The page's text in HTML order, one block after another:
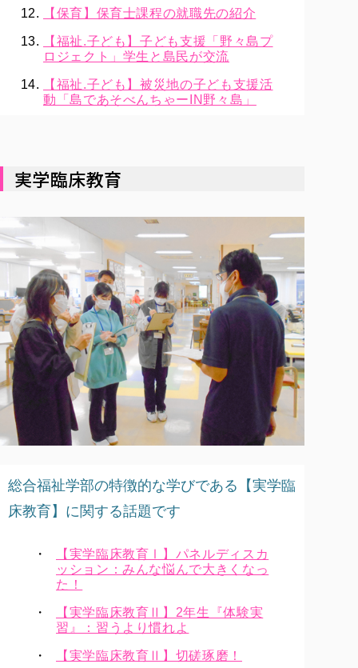
【保育】保育士課程の就職先の紹介
【福祉.子ども】子ども支援「野々島プ
ロジェクト」学生と島民が交流
【福祉.子ども】被災地の子ども支援活
動「島であそべんちゃーIN野々島」
実学臨床教育
総合福祉学部の特徴的な学びである【実学臨
床教育】に関する話題です
【実学臨床教育Ⅰ】パネルディスカ
ッション：みんな悩んで大きくなっ
た！
【実学臨床教育Ⅱ】2年生『体験実
習』：習うより慣れよ
【実学臨床教育Ⅱ】切磋琢磨！